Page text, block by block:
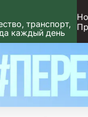
транспорт,
каждый день